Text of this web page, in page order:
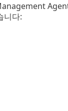
니다: